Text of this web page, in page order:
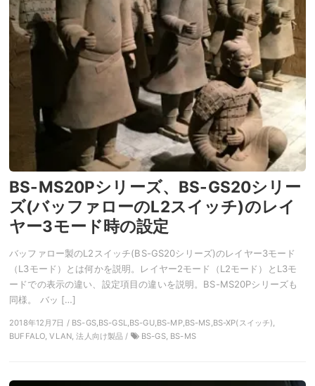
BS-MS20Pシリーズ、BS-GS20シリー
ズ(バッファローのL2スイッチ)のレイ
ヤー3モード時の設定
バッファロー製のL2スイッチ(BS-GS20シリーズ)のレイヤー3モード
（L3モード）とは何かを説明。レイヤー2モード（L2モード）とL3モ
ードでの表示の違い、設定項目の違いを説明。BS-MS20Pシリーズも
同様。 バッ […]
2018年12月7日 / BS-GS,BS-GSL,BS-GU,BS-MP,BS-MS,BS-XP(スイッチ),
BUFFALO, VLAN, 法人向け製品 /
BS-GS, BS-MS